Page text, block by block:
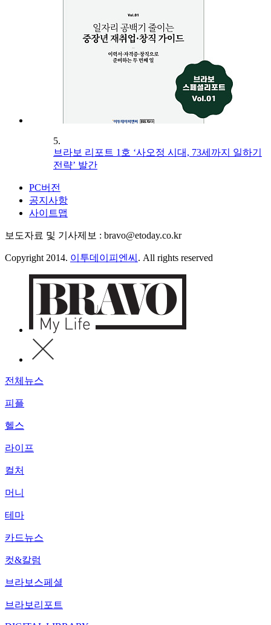
5.
브라보 리포트 1호 ‘사오정 시대, 73세까지 일하기
전략’ 발간
PC버전
공지사항
사이트맵
보도자료 및 기사제보 : bravo@etoday.co.kr
Copyright 2014. 이투데이피엔씨 . All rights reserved
전체뉴스
피플
헬스
라이프
컬처
머니
테마
카드뉴스
컷&칼럼
브라보스페셜
브라보리포트